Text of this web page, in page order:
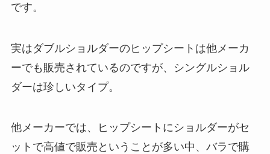
です。
実はダブルショルダーのヒップシートは他メーカ
ーでも販売されているのですが、シングルショル
ダーは珍しいタイプ。
他メーカーでは、ヒップシートにショルダーがセ
ットで高値で販売ということが多い中、バラで購